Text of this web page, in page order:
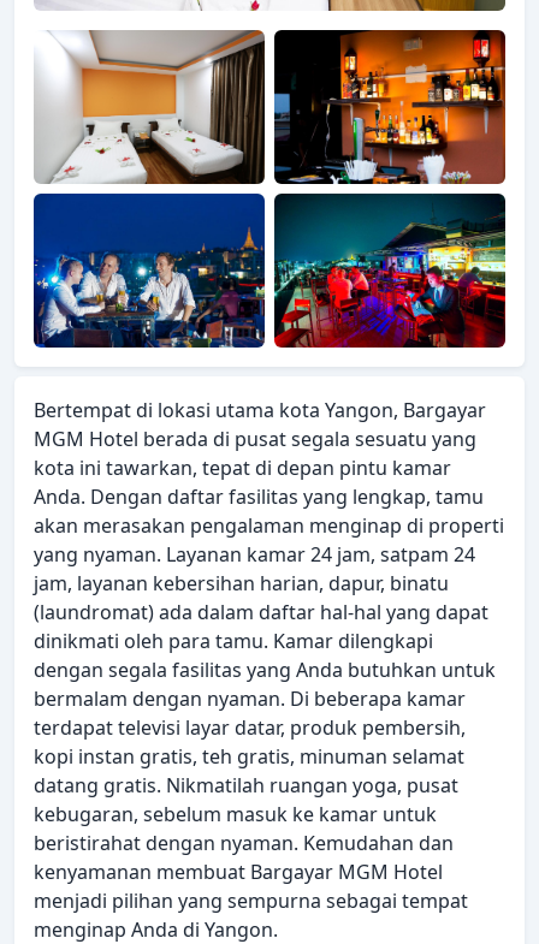
Bertempat di lokasi utama kota Yangon, Bargayar
MGM Hotel berada di pusat segala sesuatu yang
kota ini tawarkan, tepat di depan pintu kamar
Anda. Dengan daftar fasilitas yang lengkap, tamu
akan merasakan pengalaman menginap di properti
yang nyaman. Layanan kamar 24 jam, satpam 24
jam, layanan kebersihan harian, dapur, binatu
(laundromat) ada dalam daftar hal-hal yang dapat
dinikmati oleh para tamu. Kamar dilengkapi
dengan segala fasilitas yang Anda butuhkan untuk
bermalam dengan nyaman. Di beberapa kamar
terdapat televisi layar datar, produk pembersih,
kopi instan gratis, teh gratis, minuman selamat
datang gratis. Nikmatilah ruangan yoga, pusat
kebugaran, sebelum masuk ke kamar untuk
beristirahat dengan nyaman. Kemudahan dan
kenyamanan membuat Bargayar MGM Hotel
menjadi pilihan yang sempurna sebagai tempat
menginap Anda di Yangon.